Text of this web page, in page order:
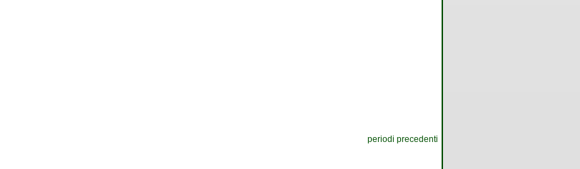
periodi precedenti